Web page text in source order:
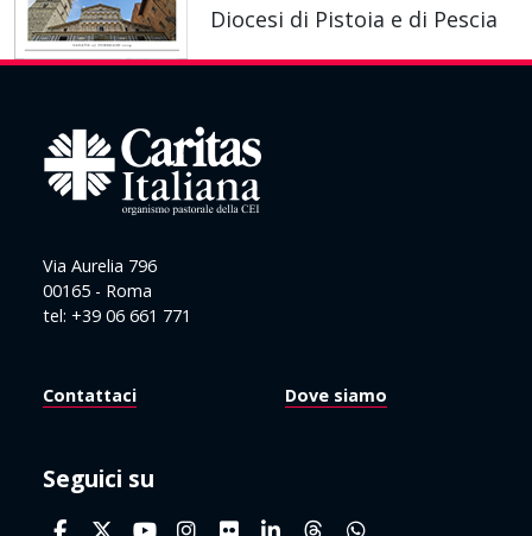
Diocesi di Pistoia e di Pescia
Via Aurelia 796
00165 - Roma
tel: +39 06 661 771
Contattaci Dove siamo
Seguici su